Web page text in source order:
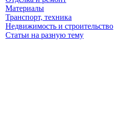
Материалы
Транспорт, техника
Недвижимость и строительство
Статьи на разную тему